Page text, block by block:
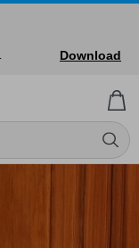
Download